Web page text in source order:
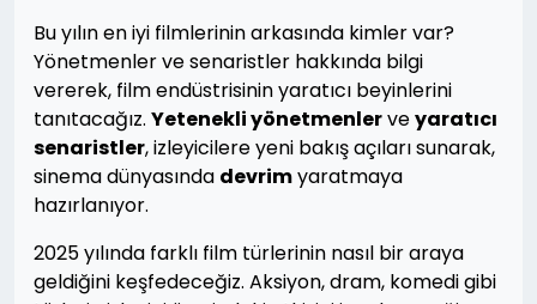
Bu yılın en iyi filmlerinin arkasında kimler var?
Yönetmenler ve senaristler hakkında bilgi
vererek, film endüstrisinin yaratıcı beyinlerini
tanıtacağız. Yetenekli yönetmenlerveyaratıcı
senaristler, izleyicilere yeni bakış açıları sunarak,
sinema dünyasında devrimyaratmaya
hazırlanıyor.
2025 yılında farklı film türlerinin nasıl bir araya
geldiğini keşfedeceğiz. Aksiyon, dram, komedi gibi